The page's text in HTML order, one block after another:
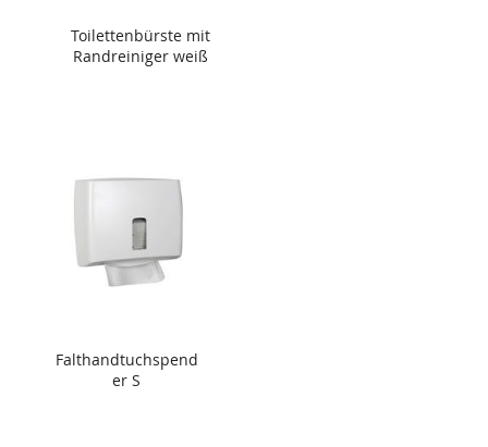
Toilettenbürste mit
Randreiniger weiß
Falthandtuchspend
er S